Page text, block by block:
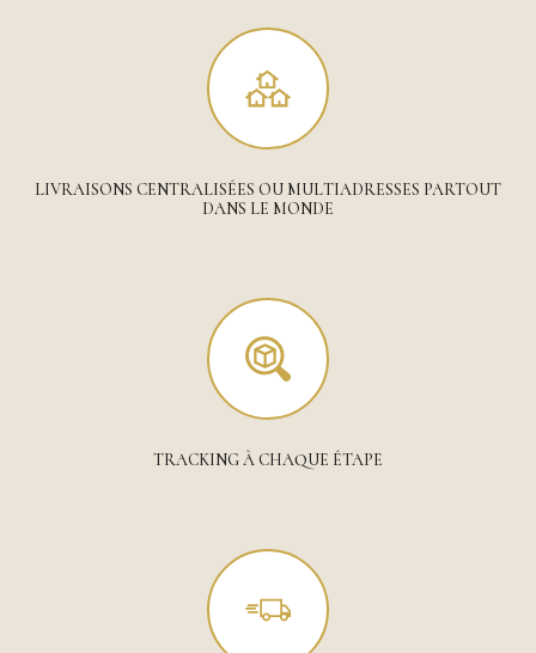
LIVRAISONS CENTRALISÉES OU MULTIADRESSES PARTOUT
DANS LE MONDE
TRACKING À CHAQUE ÉTAPE